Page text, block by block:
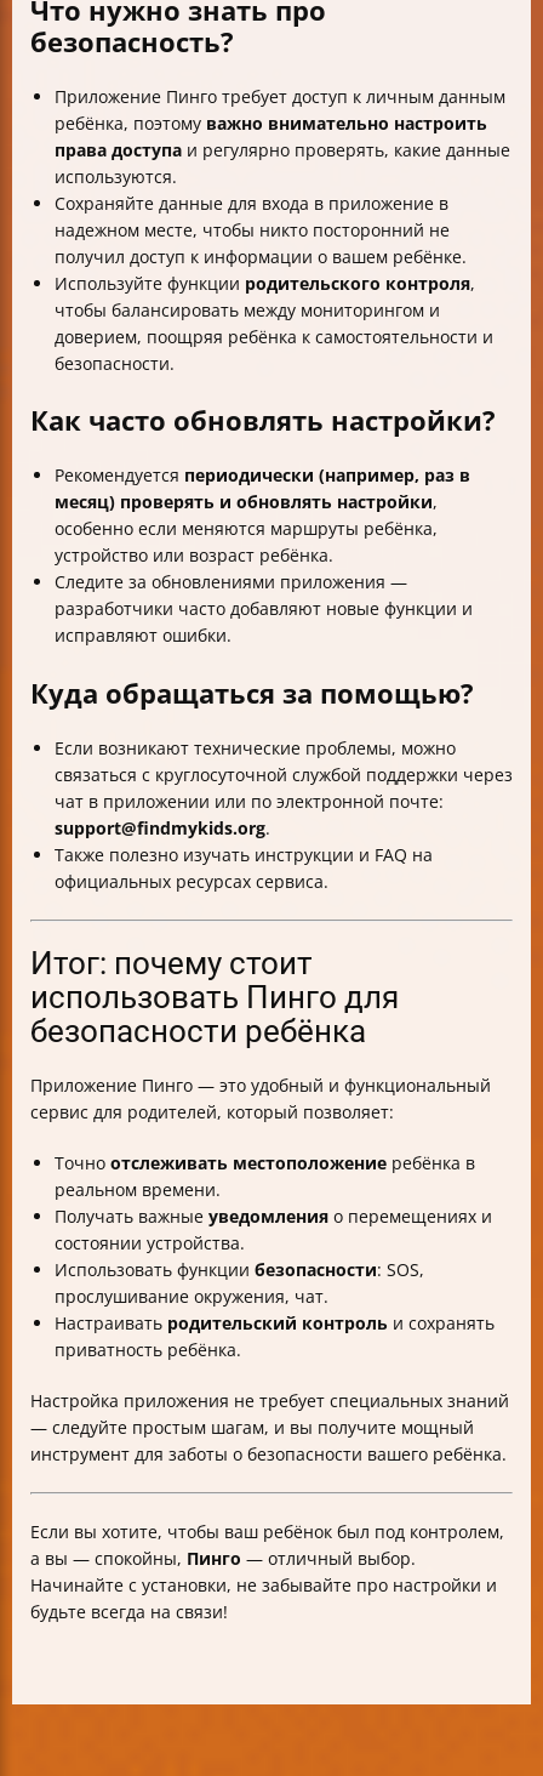
Что нужно знать про
безопасность?
Приложение Пинго требует доступ к личным данным
ребёнка, поэтому важно внимательно настроить
права доступа и регулярно проверять, какие данные
используются.
Сохраняйте данные для входа в приложение в
надежном месте, чтобы никто посторонний не
получил доступ к информации о вашем ребёнке.
Используйте функции родительского контроля,
чтобы балансировать между мониторингом и
доверием, поощряя ребёнка к самостоятельности и
безопасности.
Как часто обновлять настройки?
Рекомендуется периодически (например, раз в
месяц) проверять и обновлять настройки,
особенно если меняются маршруты ребёнка,
устройство или возраст ребёнка.
Следите за обновлениями приложения —
разработчики часто добавляют новые функции и
исправляют ошибки.
Куда обращаться за помощью?
Если возникают технические проблемы, можно
связаться с круглосуточной службой поддержки через
чат в приложении или по электронной почте:
support@findmykids.org.
Также полезно изучать инструкции и FAQ на
официальных ресурсах сервиса.
Итог: почему стоит
использовать Пинго для
безопасности ребёнка
Приложение Пинго — это удобный и функциональный
сервис для родителей, который позволяет:
Точно отслеживать местоположение ребёнка в
реальном времени.
Получать важные уведомления о перемещениях и
состоянии устройства.
Использовать функции безопасности: SOS,
прослушивание окружения, чат.
Настраивать родительский контроль и сохранять
приватность ребёнка.
Настройка приложения не требует специальных знаний
— следуйте простым шагам, и вы получите мощный
инструмент для заботы о безопасности вашего ребёнка.
Если вы хотите, чтобы ваш ребёнок был под контролем,
а вы — спокойны, Пинго — отличный выбор.
Начинайте с установки, не забывайте про настройки и
будьте всегда на связи!